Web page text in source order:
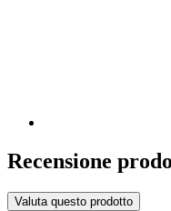
Recensione
Valuta questo prodotto